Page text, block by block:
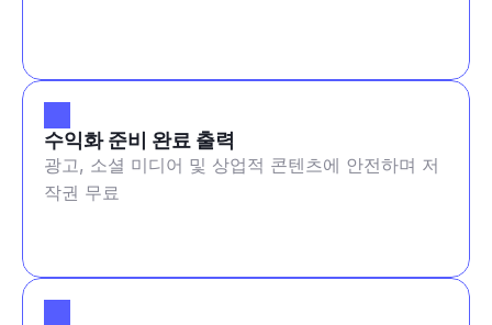
수익화 준비 완료 출력
광고, 소셜 미디어 및 상업적 콘텐츠에 안전하며 저
작권 무료